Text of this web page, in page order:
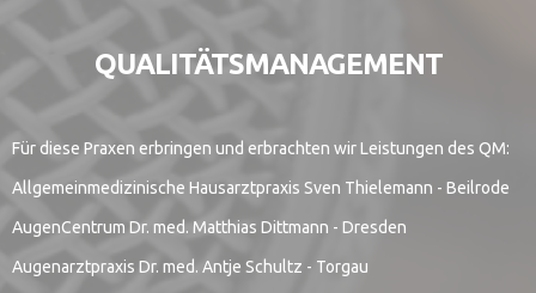
QUALITÄTSMANAGEMENT
Für diese Praxen erbringen und erbrachten wir Leistungen des QM:
Allgemeinmedizinische Hausarztpraxis Sven Thielemann - Beilrode
AugenCentrum Dr. med. Matthias Dittmann - Dresden
Augenarztpraxis Dr. med. Antje Schultz - Torgau